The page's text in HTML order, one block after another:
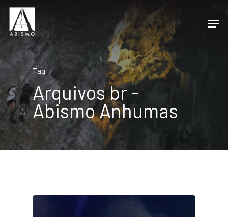
Tag
Arquivos br -
Abismo Anhumas